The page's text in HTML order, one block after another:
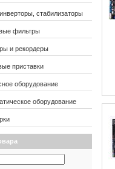
стабилизаторы
фильтры
и рекордеры
приставки
оборудование
оборудование